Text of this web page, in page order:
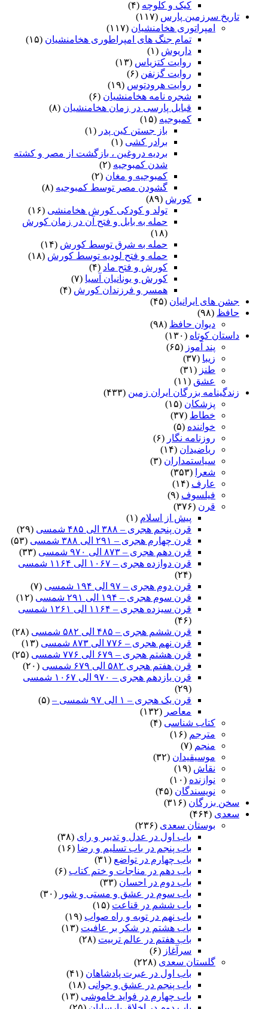
کیک و کلوچه (۴)
تاریخ سرزمین پارس (۱۱۷)
امپراتوری هخامنشیان (۱۱۷)
تمام جنگ های امپراطوری هخامنشیان (۱۵)
داریوش (۱)
روایت کتزیاس (۱۳)
روایت گزنفن (۶)
روایت هرودتوس (۱۹)
شجره نامه هخامنشیان (۶)
قبایل پارسی در زمان هخامنشیان (۸)
کمبوجیه (۱۵)
باز جستن کین پدر (۱)
برادر کشی (۱)
بردیه دروغین ، بازگشت از مصر و کشته
شدن کمبوجیه (۲)
کمبوجیه و مغان (۲)
گشودن مصر توسط کمبوجیه (۸)
کورش (۸۹)
تولد و کودکی کورش هخامنشی (۱۶)
حمله به بابل و فتح آن در زمان کورش
(۱۸)
حمله به شرق توسط کورش (۱۴)
حمله و فتح لودیه توسط کورش (۱۸)
کورش و فتح ماد (۴)
کورش و یونانیان آسیا (۷)
همسر و فرزندان کورش (۴)
جشن های ایرانیان (۴۵)
حافظ (۹۸)
دیوان حافظ (۹۸)
داستان کوتاه (۱۳۰)
پند آموز (۶۵)
زیبا (۳۷)
طنز (۳۱)
عشق (۱۱)
زندگینامه بزرگان ایران زمین (۴۳۳)
پزشکان (۱۵)
خطاط (۳۷)
خواننده (۵)
روزنامه نگار (۶)
ریاضیدان (۱۴)
سیاستمداران (۳)
شعرا
(۳۵۳)
عارف (۱۴)
فیلسوف (۹)
قرن (۳۷۶)
پیش از اسلام (۱)
قرن پنجم هجری – ۳۸۸ الی ۴۸۵ شمسی
(۲۹)
قرن چهارم هجری – ۲۹۱ الی ۳۸۸ شمسی
(۵۳)
قرن دهم هجری – ۸۷۳ الی ۹۷۰ شمسی
(۳۳)
قرن دوازده هجری – ۱۰۶۷ الی ۱۱۶۴ شمسی
(۲۴)
قرن دوم هجری – ۹۷ الی ۱۹۴ شمسی
(۷)
قرن سوم هجری – ۱۹۴ الی ۲۹۱ شمسی
(۱۲)
قرن سیزده هجری – ۱۱۶۴ الی ۱۲۶۱ شمسی
(۴۶)
قرن ششم هجری – ۴۸۵ الی ۵۸۲ شمسی
(۲۸)
قرن نهم هجری – ۷۷۶ الی ۸۷۳ شمسی
(۱۳)
قرن هشتم هجری – ۶۷۹ الی ۷۷۶ شمسی
(۲۵)
قرن هفتم هجری ۵۸۲ الی ۶۷۹ شمسی
(۲۰)
قرن یازدهم هجری – ۹۷۰ الی ۱۰۶۷ شمسی
(۲۹)
قرن یک هجری – ۱ الی ۹۷ شمسی –
(۵)
معاصر (۱۳۲)
کتاب شناسی (۴)
مترجم (۱۶)
منجم (۷)
موسیقیدان (۳۲)
نقاش (۱۹)
نوازنده (۱۰)
نویسندگان (۴۵)
سخن بزرگان (۳۱۶)
سعدی (۴۶۴)
بوستان سعدی (۲۳۶)
باب اول در عدل و تدبیر و رای (۳۸)
باب پنجم در باب تسلیم و رضا (۱۶)
باب چهارم در تواضع (۳۱)
باب دهم در مناجات و ختم کتاب (۶)
باب دوم در احسان (۳۳)
باب سوم در عشق و مستی و شور (۳۰)
باب ششم در قناعت (۱۵)
باب نهم در توبه و راه صواب (۱۹)
باب هشتم در شکر بر عافیت (۱۳)
باب هفتم در عالم تربیت (۲۸)
سرآغاز (۶)
گلستان سعدی (۲۲۸)
باب اول در عبرت پادشاهان (۴۱)
باب پنجم در عشق و جوانى (۱۸)
باب چهارم در فواید خاموشى (۱۳)